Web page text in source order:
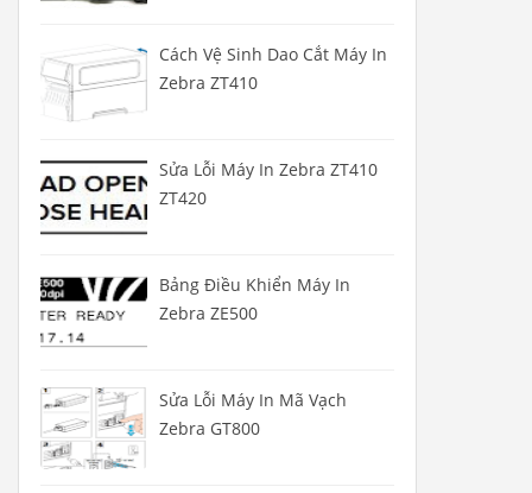
Cách Vệ Sinh Dao Cắt Máy In
Zebra ZT410
Sửa Lỗi Máy In Zebra ZT410
ZT420
Bảng Điều Khiển Máy In
Zebra ZE500
Sửa Lỗi Máy In Mã Vạch
Zebra GT800